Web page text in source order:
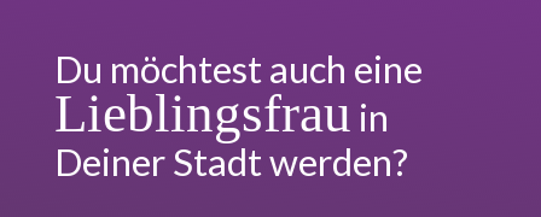
Du möchtest auch eine
Lieblingsfrau in
Deiner Stadt werden?